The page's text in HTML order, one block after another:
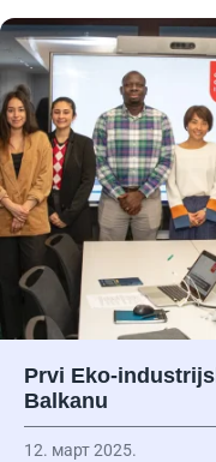
Prvi Eko-
Balkanu
12. март 2025.